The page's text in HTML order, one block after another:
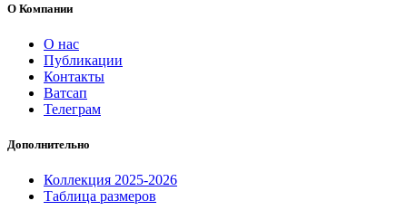
О Компании
О нас
Публикации
Контакты
Ватсап
Телеграм
Дополнительно
Коллекция 2025-2026
Таблица размеров